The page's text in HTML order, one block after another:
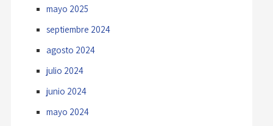
mayo 2025
septiembre 2024
agosto 2024
julio 2024
junio 2024
mayo 2024